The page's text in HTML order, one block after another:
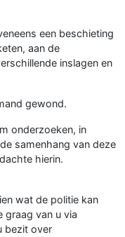
een beschieting
aan de
inslagen en
gewond.
onderzoeken, in
samenhang van deze
hierin.
wat de politie kan
graag van u via
bezit over